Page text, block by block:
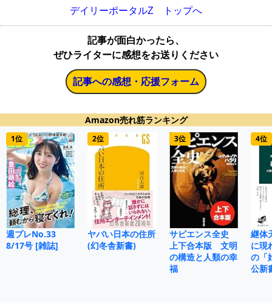
デイリーポータルZ トップへ
記事が面白かったら、
ぜひライターに感想をお送りください
記事への感想・応援フォーム
Amazon売れ筋ランキング
1位
週プレNo.33
8/17号 [雑誌]
2位
ヤバい日本の住所
(幻冬舎新書)
3位
サピエンス全史
上下合本版 文明
の構造と人類の幸
福
4位
継体
に現
の「
公新